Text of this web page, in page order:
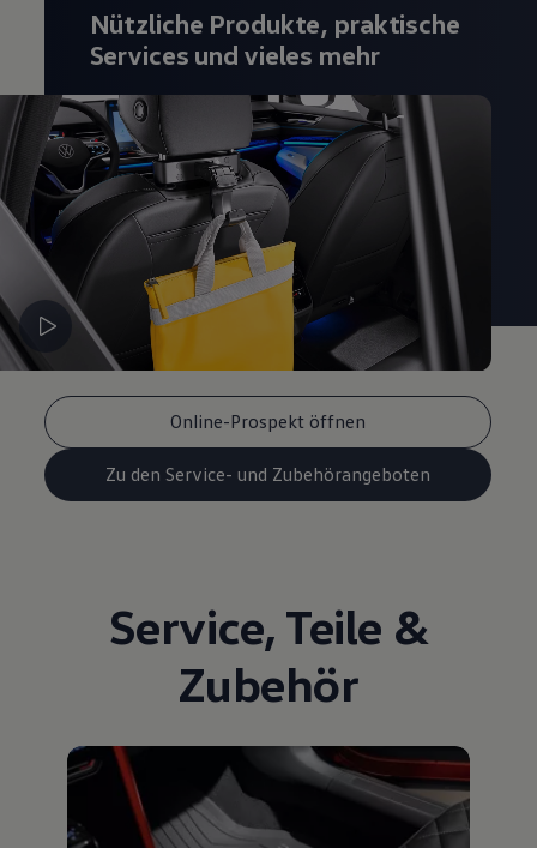
Online-Prospekt öffnen
Zu den Service- und Zubehörangeboten
Nützliche Produkte, praktische
Services und vieles mehr
Service, Teile &
Zubehör